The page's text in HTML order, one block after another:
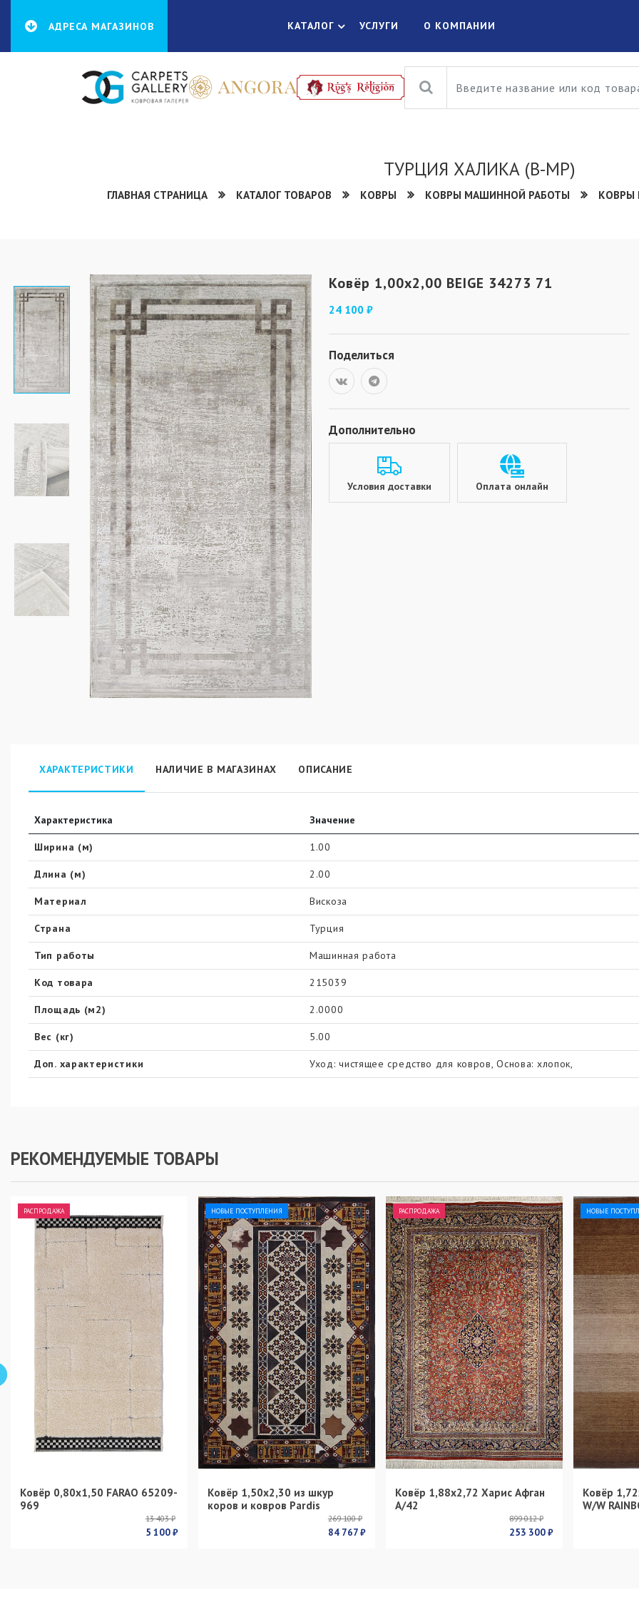
АДРЕСА МАГАЗИНОВ КАТАЛОГ УСЛУГИ О КОМПАНИИ
ТУРЦИЯ ХАЛИКА (В-МР)
ГЛАВНАЯ СТРАНИЦА КАТАЛОГ ТОВАРОВ КОВРЫ КОВРЫ МАШИННОЙ РАБОТЫ КОВРЫ
Ковёр 1,00х2,00 BEIGE 34273 71
24 100 ₽
Поделиться
Дополнительно
Условия доставки Оплата онлайн
ХАРАКТЕРИСТИКИ НАЛИЧИЕ В МАГАЗИНАХ ОПИСАНИЕ
Характеристика Значение
Ширина (м) 1.00
Длина (м) 2.00
Материал Вискоза
Страна Турция
Тип работы Машинная работа
Код товара 215039
Площадь (м2) 2.0000
Вес (кг) 5.00
Доп. характеристики Уход: чистящее средство для ковров, Основа: хлопок,
РЕКОМЕНДУЕМЫЕ ТОВАРЫ
РАСПРОДАЖА
Ковёр 0,80х1,50 FARAO 65209-
969
13 403 ₽
5 100 ₽
НОВЫЕ ПОСТУПЛЕНИЯ
Ковёр 1,50х2,30 из шкур
коров и ковров Pardis
269 100 ₽
84 767 ₽
РАСПРОДАЖА
Ковёр 1,88х2,72 Харис Афган
А/42
899 012 ₽
253 300 ₽
НОВЫЕ
Ковёр
W/W